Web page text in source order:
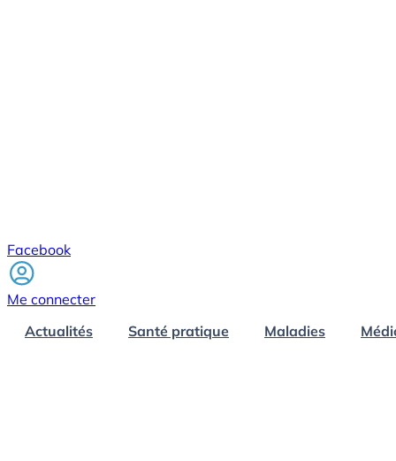
Facebook
Me connecter
Actualités
Santé pratique Maladies